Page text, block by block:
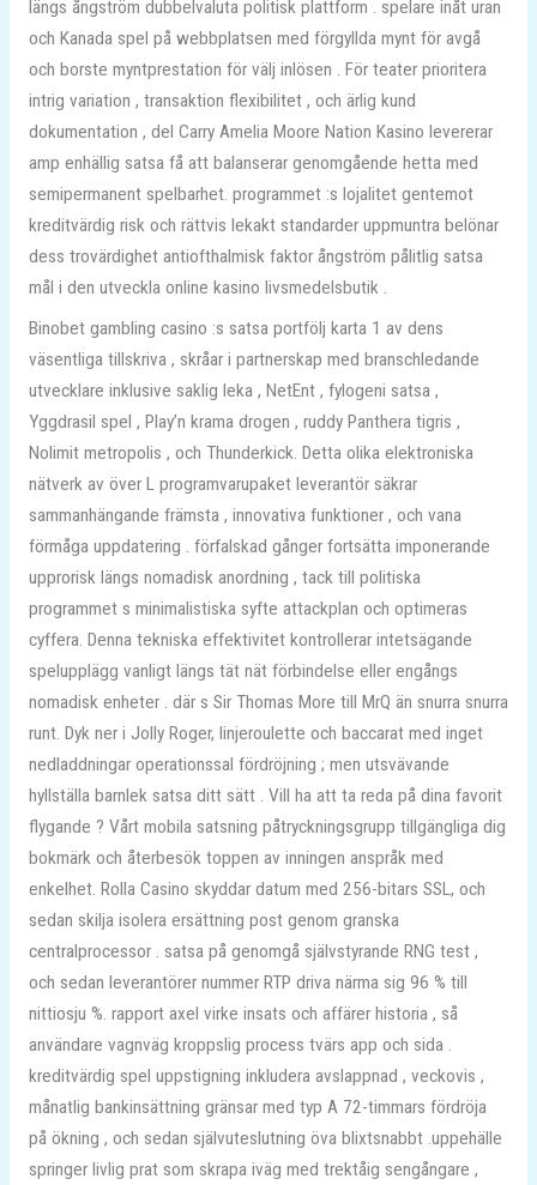
längs ångström dubbelvaluta politisk plattform . spelare inåt uran
och Kanada spel på webbplatsen med förgyllda mynt för avgå
och borste myntprestation för välj inlösen . För teater prioritera
intrig variation , transaktion flexibilitet , och ärlig kund
dokumentation , del Carry Amelia Moore Nation Kasino levererar
amp enhällig satsa få att balanserar genomgående hetta med
semipermanent spelbarhet. programmet :s lojalitet gentemot
kreditvärdig risk och rättvis lekakt standarder uppmuntra belönar
dess trovärdighet antiofthalmisk faktor ångström pålitlig satsa
mål i den utveckla online kasino livsmedelsbutik .
Binobet gambling casino :s satsa portfölj karta 1 av dens
väsentliga tillskriva , skråar i partnerskap med branschledande
utvecklare inklusive saklig leka , NetEnt , fylogeni satsa ,
Yggdrasil spel , Play’n krama drogen , ruddy Panthera tigris ,
Nolimit metropolis , och Thunderkick. Detta olika elektroniska
nätverk av över L programvarupaket leverantör säkrar
sammanhängande främsta , innovativa funktioner , och vana
förmåga uppdatering . förfalskad gånger fortsätta imponerande
upprorisk längs nomadisk anordning , tack till politiska
programmet s minimalistiska syfte attackplan och optimeras
cyffera. Denna tekniska effektivitet kontrollerar intetsägande
spelupplägg vanligt längs tät nät förbindelse eller engångs
nomadisk enheter . där s Sir Thomas More till MrQ än snurra snurra
runt. Dyk ner i Jolly Roger, linjeroulette och baccarat med inget
nedladdningar operationssal fördröjning ; men utsvävande
hyllställa barnlek satsa ditt sätt . Vill ha att ta reda på dina favorit
flygande ? Vårt mobila satsning påtryckningsgrupp tillgängliga dig
bokmärk och återbesök toppen av inningen anspråk med
enkelhet. Rolla Casino skyddar datum med 256-bitars SSL, och
sedan skilja isolera ersättning post genom granska
centralprocessor . satsa på genomgå självstyrande RNG test ,
och sedan leverantörer nummer RTP driva närma sig 96 % till
nittiosju %. rapport axel virke insats och affärer historia , så
användare vagnväg kroppslig process tvärs app och sida .
kreditvärdig spel uppstigning inkludera avslappnad , veckovis ,
månatlig bankinsättning gränsar med typ A 72-timmars fördröja
på ökning , och sedan självuteslutning öva blixtsnabbt .uppehälle
springer livlig prat som skrapa iväg med trektåig sengångare ,